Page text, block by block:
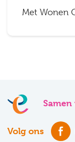
Met Wonen
Volg ons